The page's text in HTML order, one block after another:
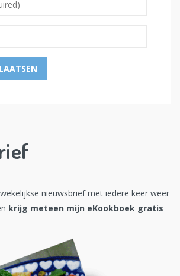
nieuwsbrief met iedere keer weer
krijg meteen mijn eKookboek gratis